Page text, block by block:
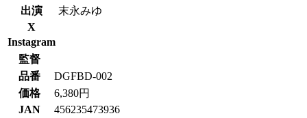
出演
末永みゆ
X
Instagram
監督
品番
DGFBD-002
価格
6,380円
JAN
456235473936